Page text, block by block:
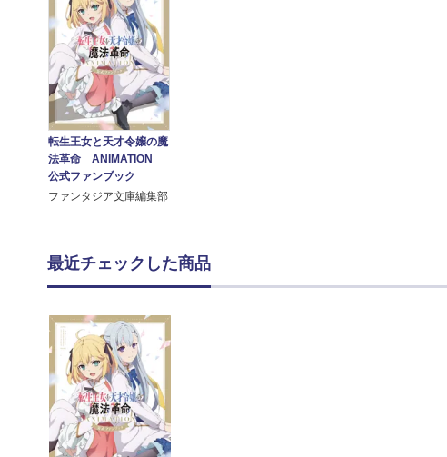
転生王女と天才令嬢の魔
法革命 ANIMATION
公式ファンブック
ファンタジア文庫編集部
最近チェックした商品